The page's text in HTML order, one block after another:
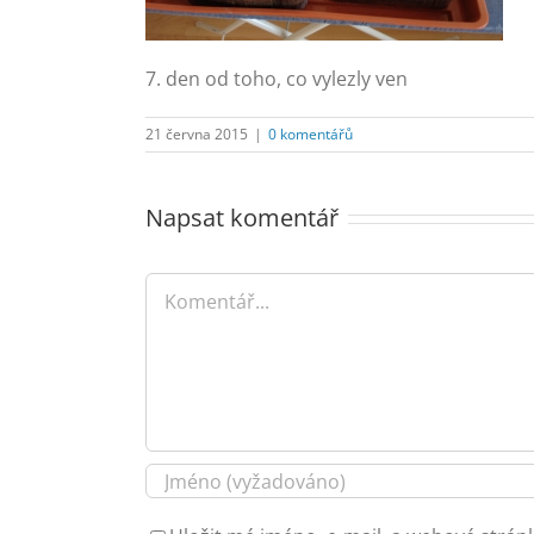
7. den od toho, co vylezly ven
21 června 2015 | 0 komentářů
Napsat komentář
Komentář